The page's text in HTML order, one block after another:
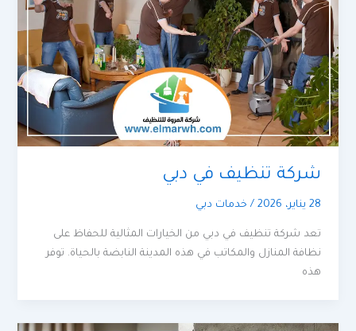
شركة تنظيف في دبي
28 يناير، 2026 / خدمات دبي
تعد شركة تنظيف في دبي من الخيارات المثالية للحفاظ على
نظافة المنازل والمكاتب في هذه المدينة النابضة بالحياة. توفر
هذه